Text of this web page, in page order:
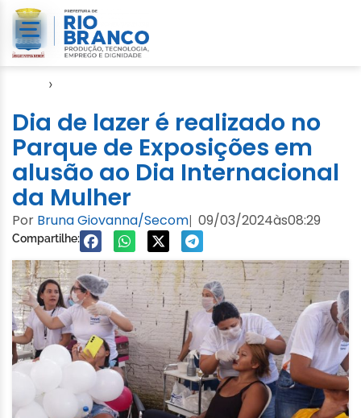
›
Dia de lazer é realizado no
Parque de Exposições em
alusão ao Dia Internacional
da Mulher
Por Bruna Giovanna/Secom| 09/03/2024às08:29
Compartilhe: